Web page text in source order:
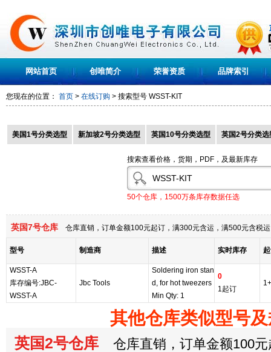
网站首页 创唯简介 荣誉资质 品牌索引
您现在的位置： 首页 > 在线订购 > 搜索型号 WSST-KIT
美国1号分类选型 新加坡2号分类选型 英国10号分类选型 英国2号分类选
搜索查看价格，货期，PDF，及最新库存
50个仓库，1500万条库存数据任选
英国7号仓库 仓库直销，订单金额100元起订，满300元含运，满500元含税
型号 制造商 描述 实时库存
WSST-A
库存编号:JBC-
WSST-A
Jbc Tools
Soldering iron stan
d, for hot tweezers
Min Qty: 1
0
1起订
1+
其他仓库类似型号
英国2号仓库 仓库直销，订单金额100元